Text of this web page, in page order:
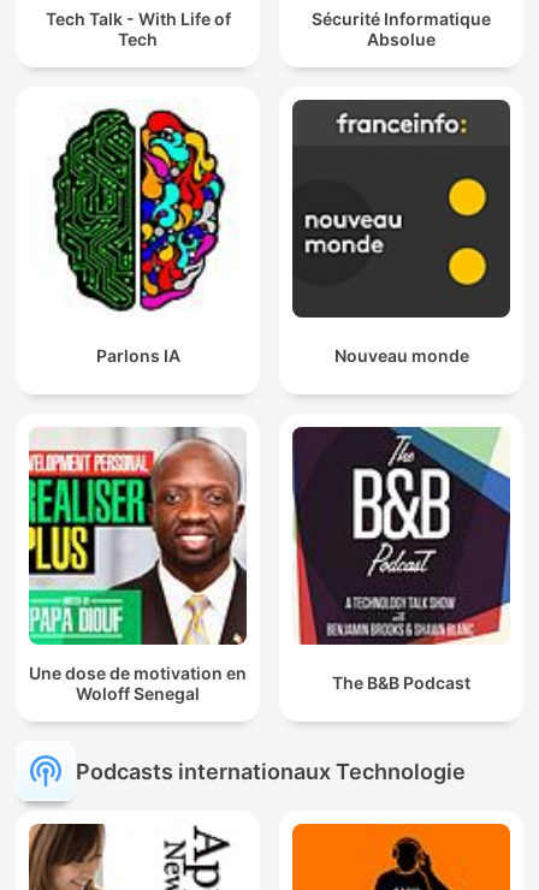
Tech Talk - With Life of
Tech
Sécurité Informatique
Absolue
Parlons IA Nouveau monde
Une dose de motivation en
Woloff Senegal
The B&B Podcast
Podcasts internationaux Technologie